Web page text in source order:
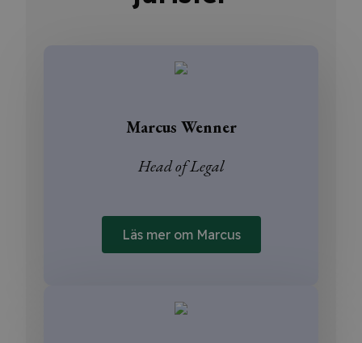
Marcus Wenner
Head of Legal
Läs mer om Marcus